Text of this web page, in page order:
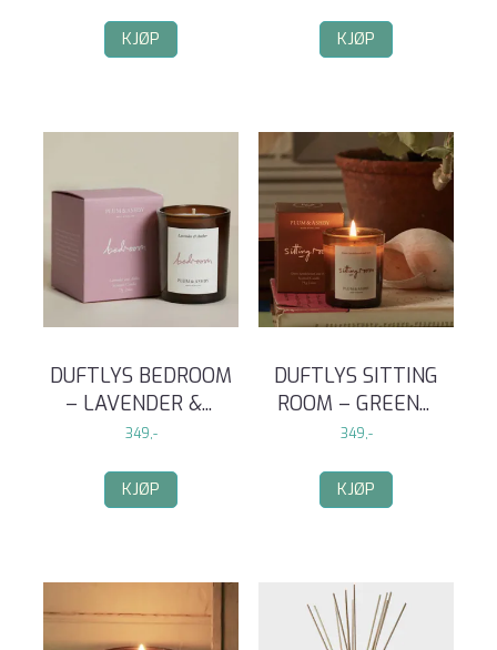
KJØP KJØP
DUFTLYS BEDROOM
– LAVENDER &...
349,-
KJØP
DUFTLYS SITTING
ROOM – GREEN...
349,-
KJØP